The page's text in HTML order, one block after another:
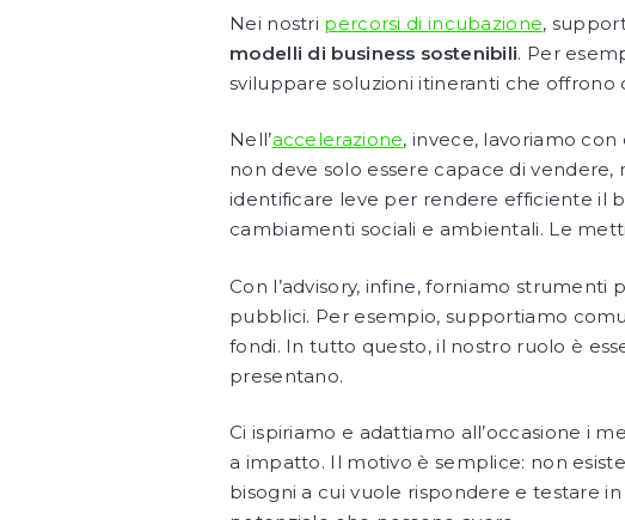
Nei nostri percorsi di incubazione,
modelli di business sostenibili. Per
sviluppare soluzioni itineranti che offrono
Nell’accelerazione, invece, lavoriamo
non deve solo essere capace di
identificare leve per rendere efficiente il
cambiamenti sociali e ambientali. Le
Con l’advisory, infine, forniamo
pubblici. Per esempio, supportiamo
fondi. In tutto questo, il nostro ruolo è
presentano.
Ci ispiriamo e adattiamo all’occasione i
a impatto. Il motivo è semplice: non
bisogni a cui vuole rispondere e testare